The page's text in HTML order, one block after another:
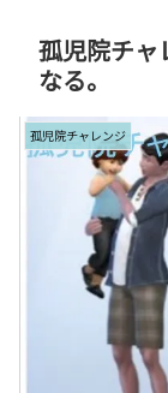
孤児院チ
なる。
孤児院チャレンジ